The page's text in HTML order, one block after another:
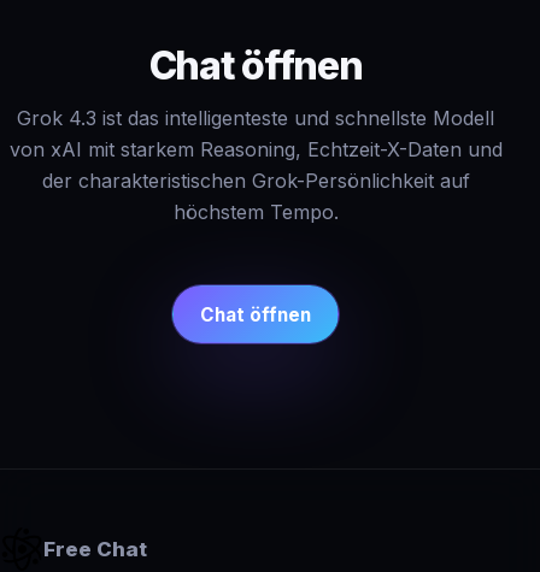
Chat öffnen
Grok 4.3 ist das intelligenteste und schnellste Modell
von xAI mit starkem Reasoning, Echtzeit-X-Daten und
der charakteristischen Grok-Persönlichkeit auf
höchstem Tempo.
Chat öffnen
Free Chat